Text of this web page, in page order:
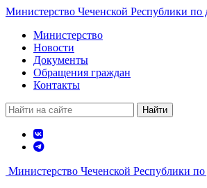
Министерство Чеченской Республики по
Министерство
Новости
Документы
Обращения граждан
Контакты
Найти
Министерство Чеченской Республики